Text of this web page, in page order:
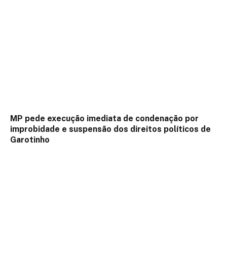
MP pede execução imediata de condenação por
improbidade e suspensão dos direitos políticos de
Garotinho